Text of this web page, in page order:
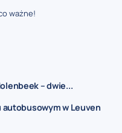
ważne!
– dwie...
autobusowym w Leuven